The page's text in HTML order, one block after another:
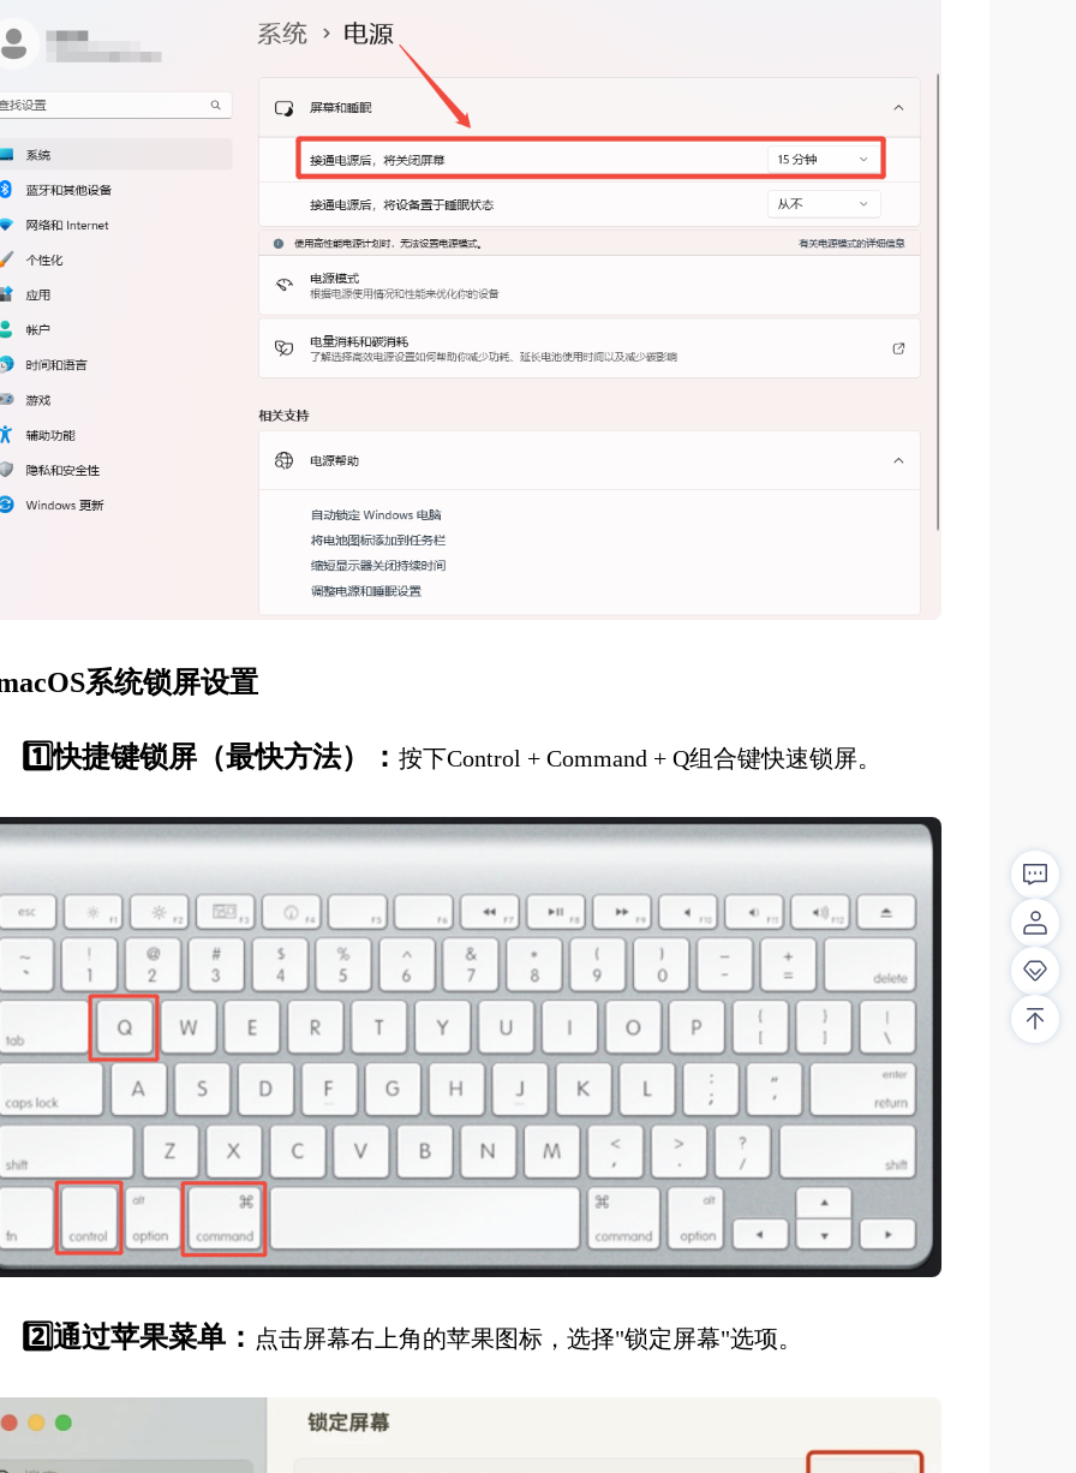
系统锁屏设置
1️⃣快捷键锁屏（最快方法）： 按下Control + Command + Q组合键快速锁屏。
2️⃣通过苹果菜单： 点击屏幕右上角的苹果图标，选择"锁定屏幕"选项。